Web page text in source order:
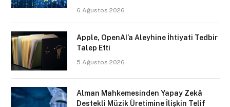
6 Ağustos 2026
Apple, OpenAI’a Aleyhine İhtiyati Tedbir
Talep Etti
5 Ağustos 2026
Alman Mahkemesinden Yapay Zekâ
Destekli Müzik Üretimine İlişkin Telif